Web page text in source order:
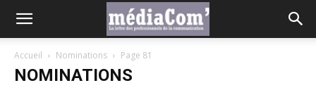
Accueil Nominations Page 81
NOMINATIONS